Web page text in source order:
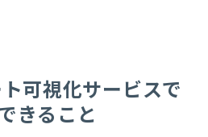
可視化サービスで
きること